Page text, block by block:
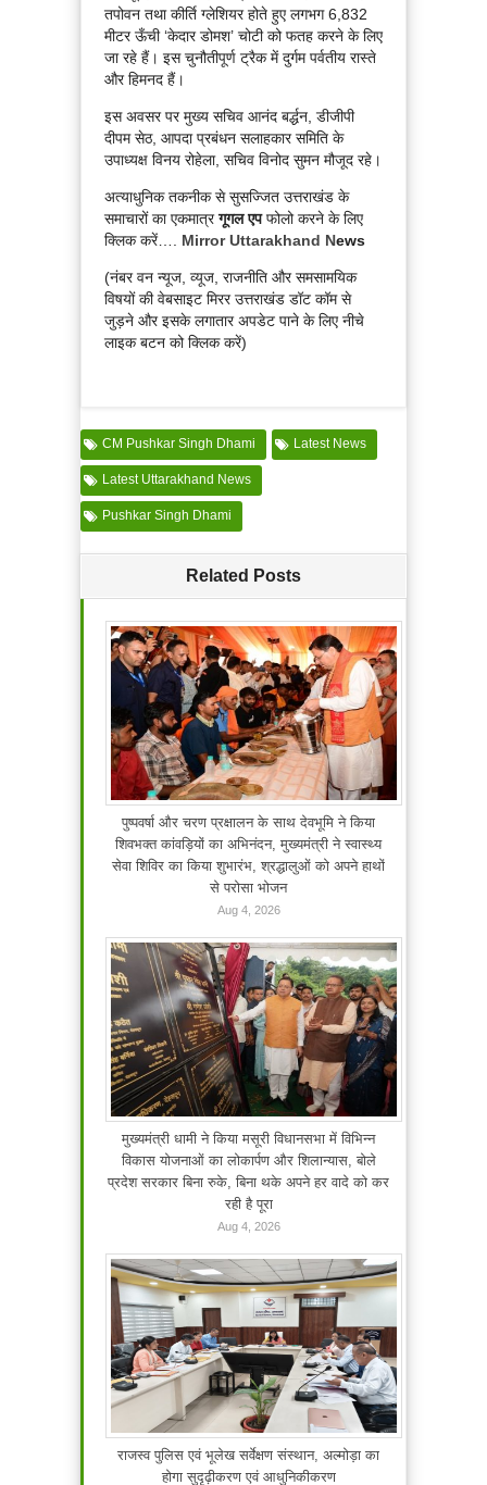
तपोवन तथा कीर्ति ग्लेशियर होते हुए लगभग 6,832
मीटर ऊँची ‘केदार डोमश’ चोटी को फतह करने के लिए
जा रहे हैं। इस चुनौतीपूर्ण ट्रैक में दुर्गम पर्वतीय रास्ते
और हिमनद हैं।
इस अवसर पर मुख्य सचिव आनंद बर्द्धन, डीजीपी
दीपम सेठ, आपदा प्रबंधन सलाहकार समिति के
उपाध्यक्ष विनय रोहेला, सचिव विनोद सुमन मौजूद रहे।
अत्याधुनिक तकनीक से सुसज्जित उत्तराखंड के
समाचारों का एकमात्रगूगल एपफोलो करने के लिए
क्लिक करें…. Mirror Uttarakhand News
(नंबर वन न्यूज, व्यूज, राजनीति और समसामयिक
विषयों की वेबसाइट मिरर उत्तराखंड डॉट कॉम से
जुड़ने और इसके लगातार अपडेट पाने के लिए नीचे
लाइक बटन को क्लिक करें)
CM Pushkar Singh Dhami Latest News
Latest Uttarakhand News
Pushkar Singh Dhami
Related Posts
पुष्पवर्षा और चरण प्रक्षालन के साथ देवभूमि ने किया
शिवभक्त कांवड़ियों का अभिनंदन, मुख्यमंत्री ने स्वास्थ्य
सेवा शिविर का किया शुभारंभ, श्रद्धालुओं को अपने हाथों
से परोसा भोजन
Aug 4, 2026
मुख्यमंत्री धामी ने किया मसूरी विधानसभा में विभिन्न
विकास योजनाओं का लोकार्पण और शिलान्यास, बोले
प्रदेश सरकार बिना रुके, बिना थके अपने हर वादे को कर
रही है पूरा
Aug 4, 2026
राजस्व पुलिस एवं भूलेख सर्वेक्षण संस्थान, अल्मोड़ा का
होगा सुदृढ़ीकरण एवं आधुनिकीकरण